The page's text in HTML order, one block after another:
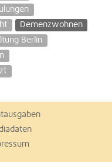
Demenzwohnen
Berlin